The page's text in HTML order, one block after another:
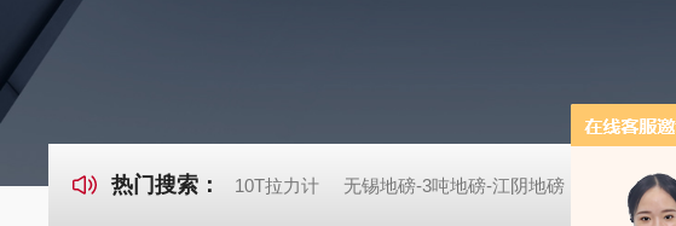
热门搜索： 10T拉力计 无锡地磅-3吨地磅-江阴地磅【佳宜电子】